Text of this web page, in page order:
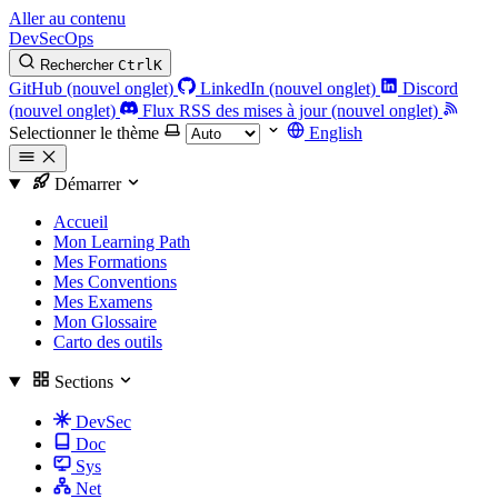
Aller au contenu
DevSecOps
Rechercher CtrlK
GitHub (nouvel onglet) LinkedIn (nouvel onglet)
Discord
(nouvel onglet)
Flux RSS des mises à jour (nouvel onglet)
Selectionner le thème
English
Démarrer
Accueil
Mon Learning Path
Mes Formations
Mes Conventions
Mes Examens
Mon Glossaire
Carto des outils
Sections
DevSec
Doc
Sys
Net